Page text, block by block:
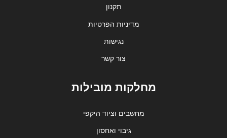
תקנון
מדיניות הפרטיות
נגישות
צור קשר
מחלקות מובילות
מחשבים וציוד היקפי
גיבוי ואחסון